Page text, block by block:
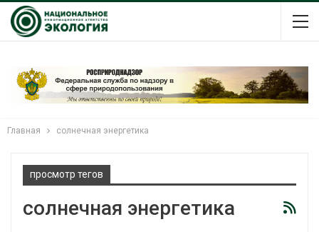
Главная солнечная энергетика
просмотр тегов
солнечная энергетика